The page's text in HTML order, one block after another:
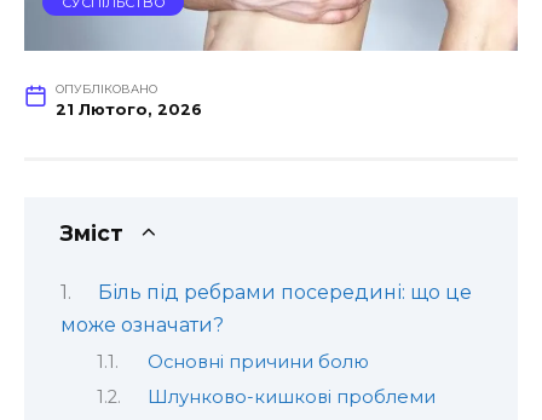
ОПУБЛІКОВАНО
21 Лютого, 2026
Зміст
Біль під ребрами посередині: що це
може означати?
Основні причини болю
Шлунково-кишкові проблеми